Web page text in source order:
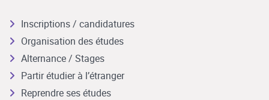
Inscriptions / candidatures
Organisation des études
Alternance / Stages
Partir étudier à l’étranger
Reprendre ses études